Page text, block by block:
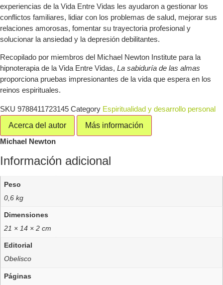
experiencias de la Vida Entre Vidas les ayudaron a gestionar los
conflictos familiares, lidiar con los problemas de salud, mejorar sus
relaciones amorosas, fomentar su trayectoria profesional y
solucionar la ansiedad y la depresión debilitantes.
Recopilado por miembros del Michael Newton Institute para la
hipnoterapia de la Vida Entre Vidas, La sabiduría de las almas
proporciona pruebas impresionantes de la vida que espera en los
reinos espirituales.
SKU 9788411723145 Category Espiritualidad y desarrollo personal
Acerca del autor
Más información
Michael Newton
Información adicional
Peso
0,6 kg
Dimensiones
21 × 14 × 2 cm
Editorial
Obelisco
Páginas